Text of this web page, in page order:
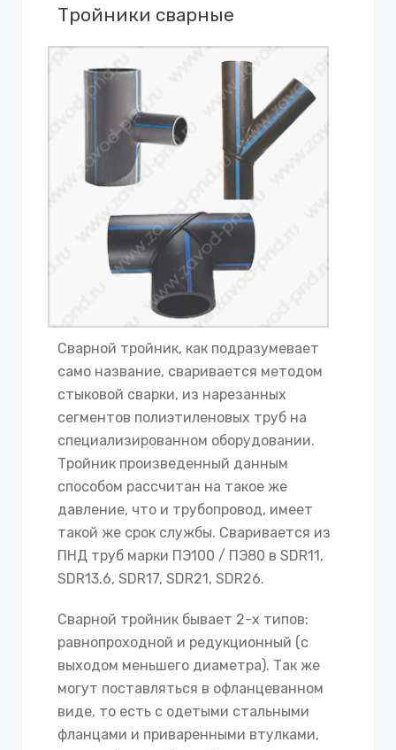
Тройники сварные
Сварной тройник, как подразумевает
само название, сваривается методом
стыковой сварки, из нарезанных
сегментов полиэтиленовых труб на
специализированном оборудовании.
Тройник произведенный данным
способом рассчитан на такое же
давление, что и трубопровод, имеет
такой же срок службы. Сваривается из
ПНД труб марки ПЭ100 / ПЭ80 в SDR11,
SDR13.6, SDR17, SDR21, SDR26.
Сварной тройник бывает 2-х типов:
равнопроходной и редукционный (с
выходом меньшего диаметра). Так же
могут поставляться в офланцеванном
виде, то есть с одетыми стальными
фланцами и приваренными втулками,